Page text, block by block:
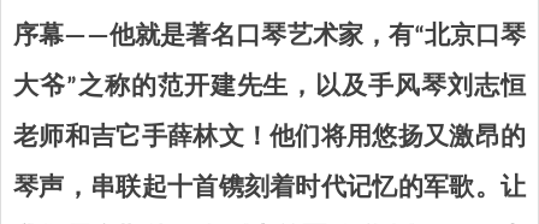
序幕——他就是著名口琴艺术家，有“北京口琴
大爷”之称的范开建先生，以及手风琴刘志恒
老师和吉它手薛林文！他们将用悠扬又激昂的
琴声，串联起十首镌刻着时代记忆的军歌。让